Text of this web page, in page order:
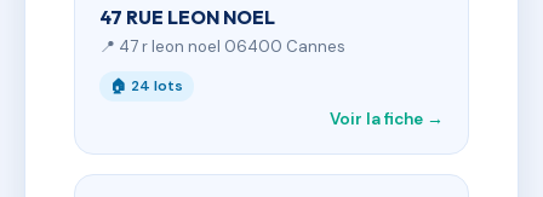
47 RUE LEON NOEL
📍 47 r leon noel 06400 Cannes
🏠 24 lots
Voir la fiche →